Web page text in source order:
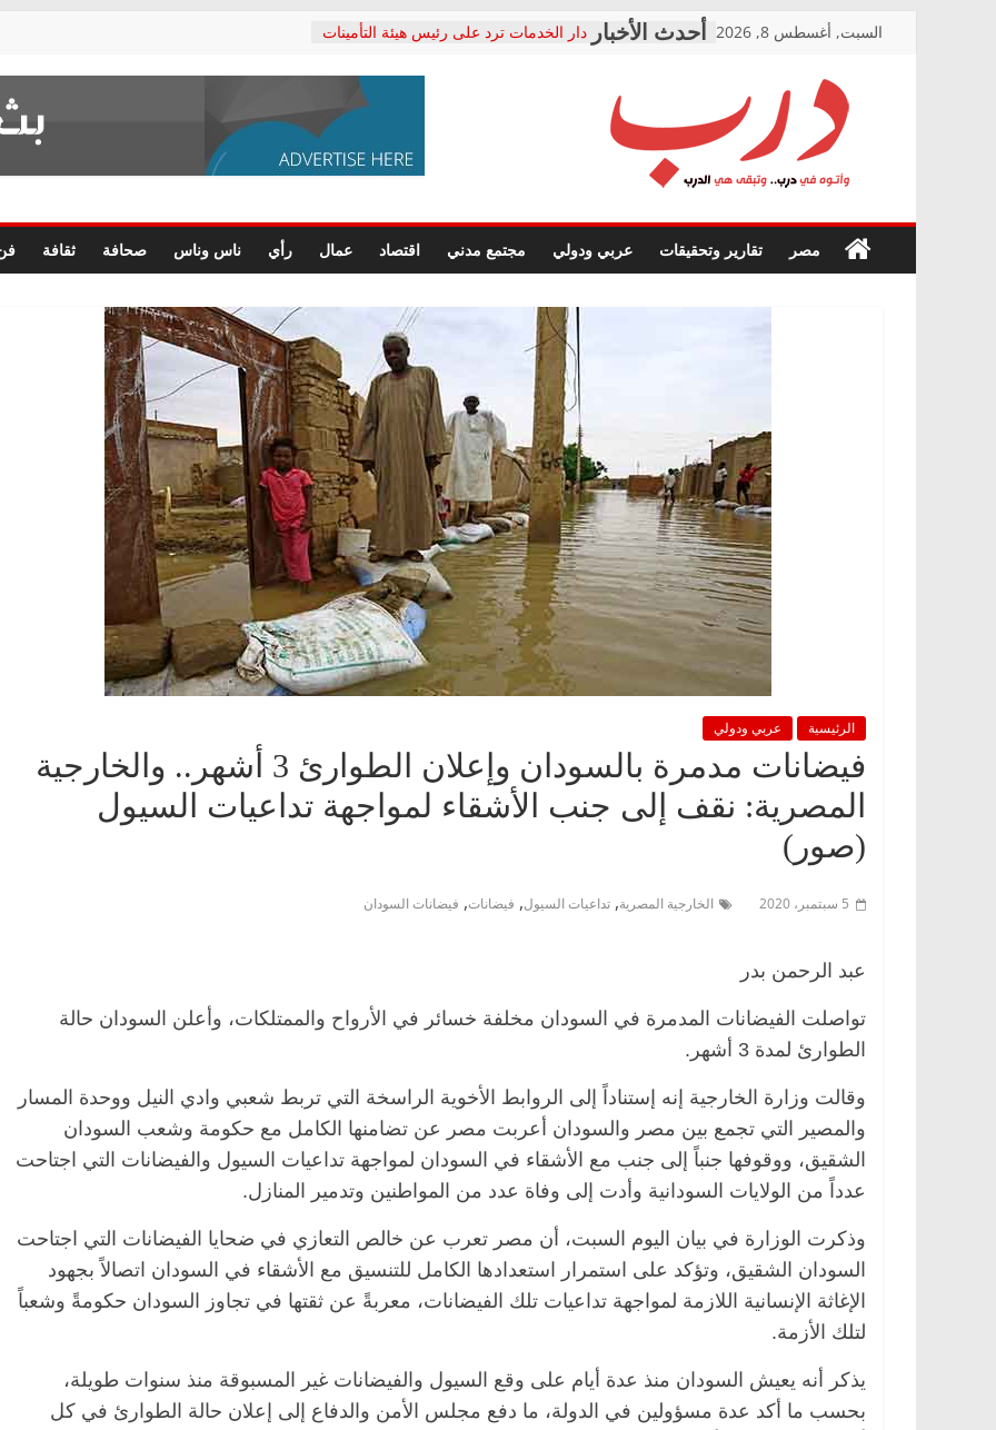
السبت, أغسطس 8, 2026
دار الخدمات ترد على رئيس هيئة التأمينات
معاناة أصحاب المعاشات.. ونطالب بكشف
فرحات سليمان يكتب: القطاع الصحي إلى
حزب التحالف الشعبي يطلق لجنة “الحق
صور .. اعتماد الرسومات النهائية للقرار
الوزاري لمدينة الصحفيين.. وانتهاء أعمال
إنشاء المبنى الإداري
متابعة قضية الدكتور محمد زهران.. ويؤكد:
قرينة البراءة وضمانات المحاكمة العادلة
حق أصيل
درب
في
درب..
مصر تقارير وتحقيقات عربي ودولي مجتمع مدني اقتصاد عمال رأي ناس وناس صحافة ثقافة
الرئيسية عربي ودولي
فيضانات مدمرة بالسودان وإعلان الطوارئ 3 أشهر.. والخارجية
المصرية: نقف إلى جنب الأشقاء لمواجهة تداعيات السيول
(صور)
5 سبتمبر، 2020 الخارجية المصرية, تداعيات السيول, فيضانات, فيضانات السودان
عبد الرحمن بدر
تواصلت الفيضانات المدمرة في السودان مخلفة خسائر في الأرواح والممتلكات، وأعلن السودان حالة
الطوارئ لمدة 3 أشهر.
وقالت وزارة الخارجية إنه إستناداً إلى الروابط الأخوية الراسخة التي تربط شعبي وادي النيل ووحدة المسار
والمصير التي تجمع بين مصر والسودان أعربت مصر عن تضامنها الكامل مع حكومة وشعب السودان
الشقيق، ووقوفها جنباً إلى جنب مع الأشقاء في السودان لمواجهة تداعيات السيول والفيضانات التي اجتاحت
عدداً من الولايات السودانية وأدت إلى وفاة عدد من المواطنين وتدمير المنازل.
وذكرت الوزارة في بيان اليوم السبت، أن مصر تعرب عن خالص التعازي في ضحايا الفيضانات التي اجتاحت
السودان الشقيق، وتؤكد على استمرار استعدادها الكامل للتنسيق مع الأشقاء في السودان اتصالاً بجهود
الإغاثة الإنسانية اللازمة لمواجهة تداعيات تلك الفيضانات، معربةً عن ثقتها في تجاوز السودان حكومةً وشعباً
لتلك الأزمة.
يذكر أنه يعيش السودان منذ عدة أيام على وقع السيول والفيضانات غير المسبوقة منذ سنوات طويلة،
بحسب ما أكد عدة مسؤولين في الدولة، ما دفع مجلس الأمن والدفاع إلى إعلان حالة الطوارئ في كل
مقعد شاغر على مائدة الإفطار..
حسين عبدالهادي فارس مقاومة
الخصخصة الذي دافع عن المال العام
(بروفايل)
الرئيسية مصر ناس وناس
في ذكرى رحيله.. د. نور فرحات فقيه
قانوني دافع عن قضايا الوطن وانحاز
للحرية (بروفايل)
مصر ناس وناس
د. عبدالخالق فاروق.. خبير اقتصادي
يحتفل بذكرى ميلاده وحيداً على أبواب